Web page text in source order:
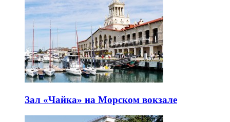
Зал «Чайка» на Морском вокзале